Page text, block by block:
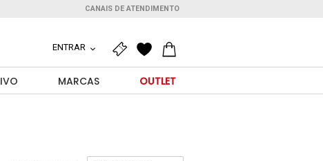
CANAIS DE ATENDIMENTO
ENTRAR
MARCAS OUTLET